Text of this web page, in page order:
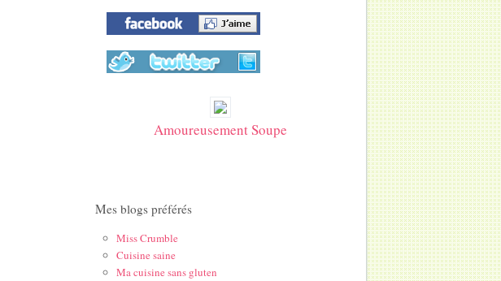
Amoureusement Soupe
Mes blogs préférés
Miss Crumble
Cuisine saine
Ma cuisine sans gluten